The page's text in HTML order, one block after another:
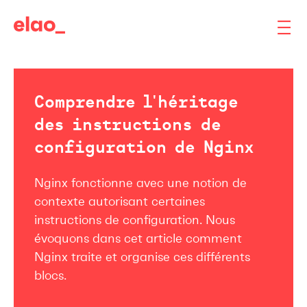
Comprendre l'héritage
des instructions de
configuration de Nginx
Nginx fonctionne avec une notion de
contexte autorisant certaines
instructions de configuration. Nous
évoquons dans cet article comment
Nginx traite et organise ces différents
blocs.